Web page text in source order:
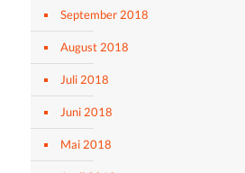
September 2018
August 2018
Juli 2018
Juni 2018
Mai 2018